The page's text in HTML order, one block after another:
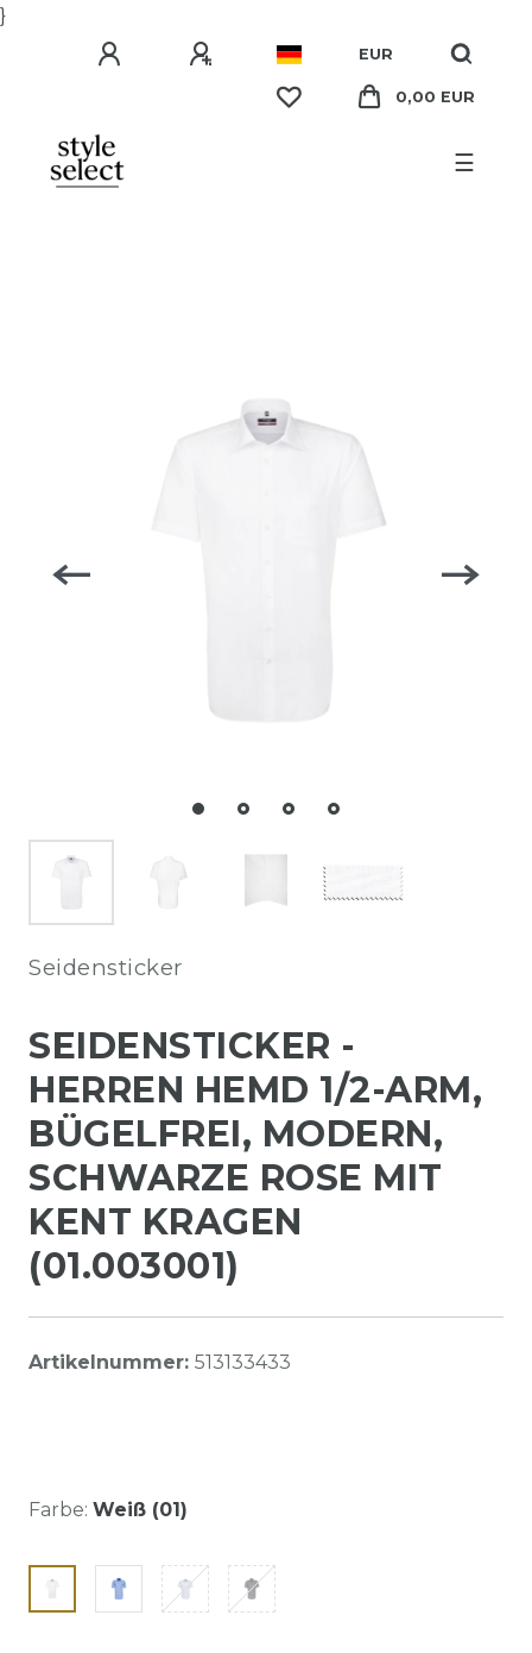
}
EUR
0,00 EUR
☰
Seidensticker
SEIDENSTICKER -
HERREN HEMD 1/2-ARM,
BÜGELFREI, MODERN,
SCHWARZE ROSE MIT
KENT KRAGEN
(01.003001)
Artikelnummer: 513133433
Farbe: Weiß (01)